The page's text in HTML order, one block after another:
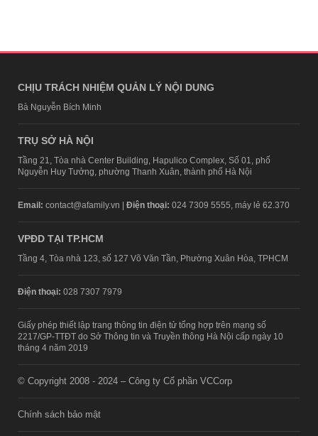
CHỊU TRÁCH NHIỆM QUẢN LÝ NỘI DUNG
Bà Nguyễn Bích Minh
TRỤ SỞ HÀ NỘI
Tầng 21, Tòa nhà Center Building, Hapulico Complex, Số 01, phố
Nguyễn Huy Tưởng, phường Thanh Xuân, thành phố Hà Nội
Email: contact@afamily.vn | Điện thoại: 024 7309 5555, máy lẻ 62.370
VPĐD TẠI TP.HCM
Tầng 4, Tòa nhà 123, số 127 Võ Văn Tần, Phường Xuân Hòa, TPHCM
Điện thoại: 028 7307 7979
Giấy phép thiết lập trang thông tin điện tử tổng hợp trên mạng số
2217/GP-TTĐT do Sở Thông tin và Truyền thông Hà Nội cấp ngày 10
tháng 4 năm 2019
© Copyright 2008 - 2024 – Công ty Cổ phần VCCorp
Chính sách bảo mật